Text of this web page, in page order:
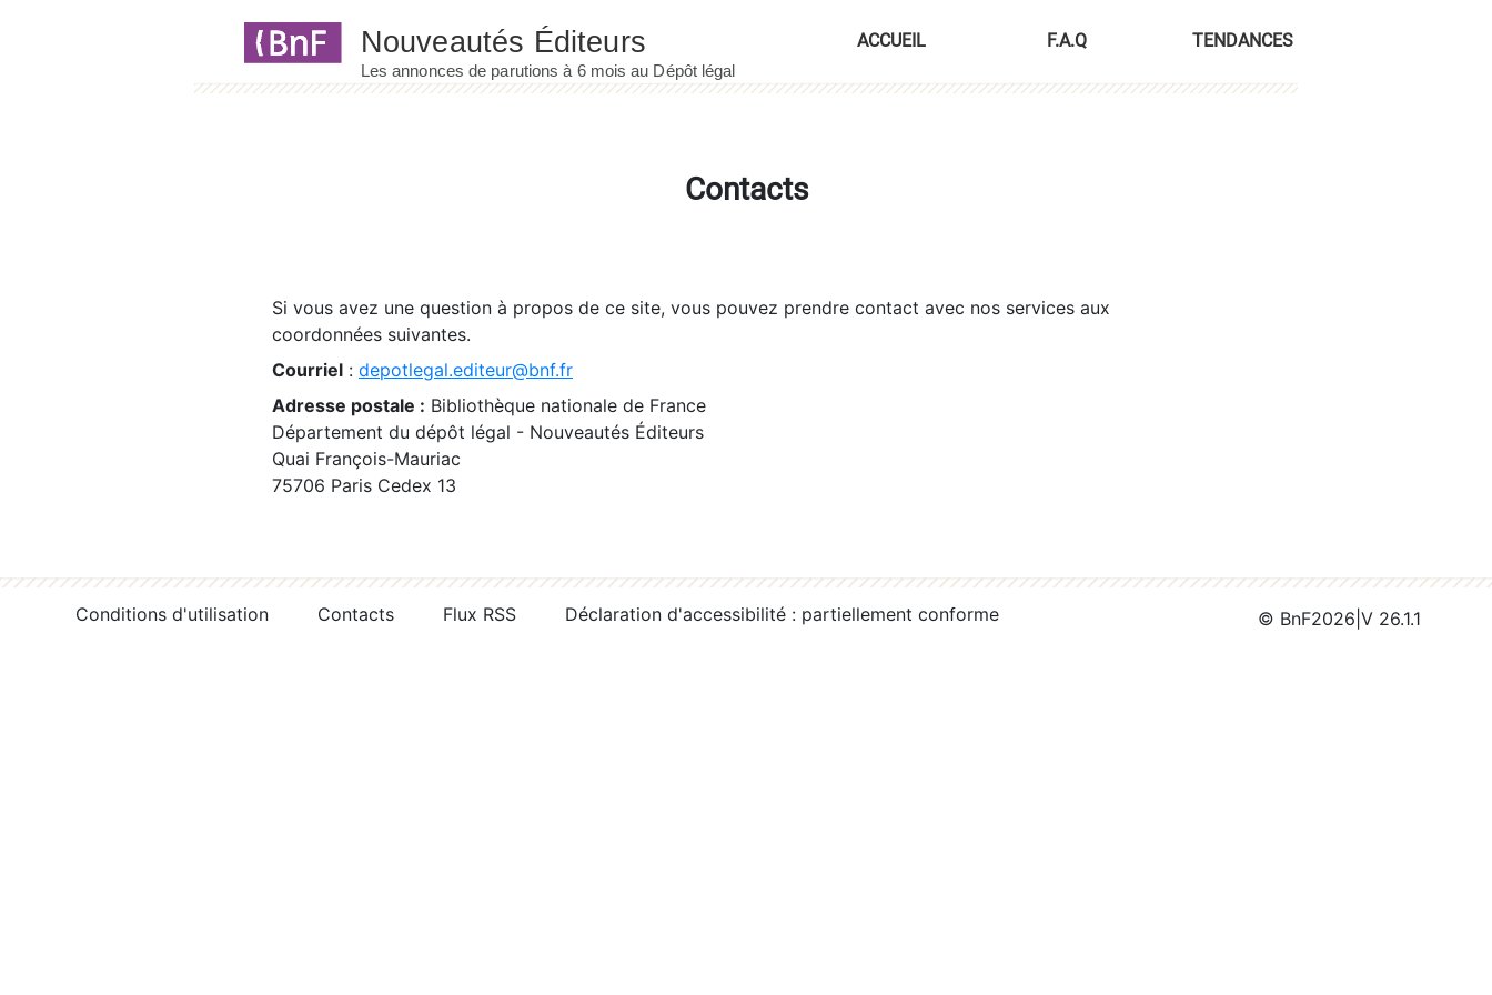
ACCUEIL F.A.Q TENDANCES
Contacts
Si vous avez une question à propos de ce site, vous pouvez prendre contact avec nos services aux
coordonnées suivantes.
Courriel : depotlegal.editeur@bnf.fr
Adresse postale : Bibliothèque nationale de France
Département du dépôt légal - Nouveautés Éditeurs
Quai François-Mauriac
75706 Paris Cedex 13
Conditions d'utilisation Contacts Flux RSS Déclaration d'accessibilité : partiellement conforme © BnF2026 V 26.1.1